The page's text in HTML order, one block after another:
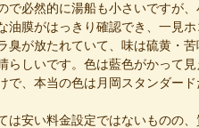
で必然的に湯船も小さいですが
油膜がはっきり確認でき、一見
臭が放たれていて、味は硫黄・
らしいです。色は藍色がかって
で、本当の色は月岡スタンダード
は安い料金設定ではないものの